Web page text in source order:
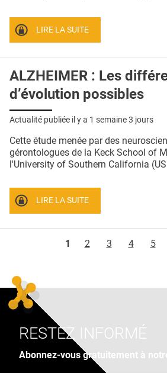
LIRE LA SUITE
ALZHEIMER : Les
d’évolution possibles
Actualité publiée il y a 1 semaine 3 jours
Cette étude menée par des
gérontologues de la Keck School of
l'University of Southern California
LIRE LA SUITE
1
2 3 4 5
RESTEZ INFORMÉ
Abonnez-vous gratuitement à